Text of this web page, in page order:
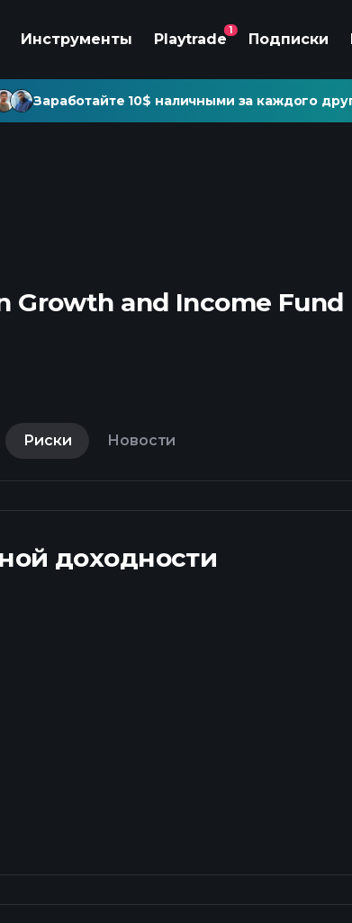
Инструменты Playtrade
1
Подписки
Заработайте 10$ наличными за каждого
Growth and Income Fund
Риски Новости
доходности